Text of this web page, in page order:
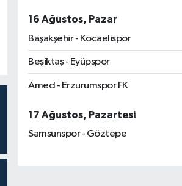
16 Ağustos, Pazar
Başakşehir - Kocaelispor
Beşiktaş - Eyüpspor
Amed - Erzurumspor FK
17 Ağustos, Pazartesi
Samsunspor - Göztepe